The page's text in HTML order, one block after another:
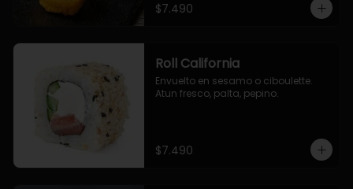
$7.490
Roll California
Envuelto en sesamo o ciboulette.
Atun fresco, palta, pepino.
$7.490